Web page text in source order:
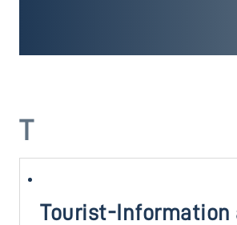
T
Tourist-Information